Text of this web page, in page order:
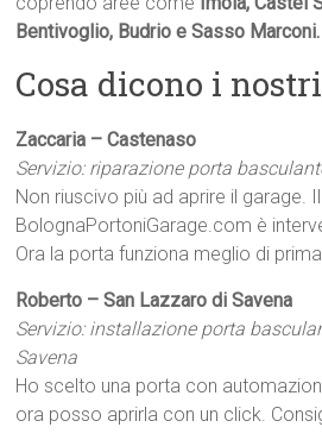
Bentivoglio, Budrio e Sasso Marconi.
Cosa dicono i
Zaccaria – Castenaso
Servizio: riparazione porta
Non riuscivo più ad aprire il garage.
BolognaPortoniGarage.com è
Ora la porta funziona meglio di
Roberto – San Lazzaro di Savena
Servizio: installazione porta
Savena
Ho scelto una porta con
ora posso aprirla con un click.